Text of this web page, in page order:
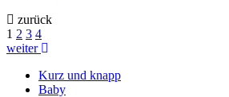
zurück
1 2 3 4
weiter
Kurz und knapp
Baby